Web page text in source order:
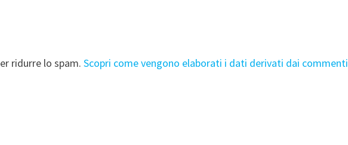
ridurre lo spam.Scopri come vengono elaborati i dati derivati dai commenti